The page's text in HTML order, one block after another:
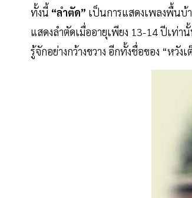
ทั้งนี้ “ลำตัด” เป็นการแสดงเพลงพื้นบ้
แสดงลำตัดเมื่ออายุเพียง 13-14 ปีเท่
รู้จักอย่างกว้างขวาง อีกทั้งชื่อของ “ห